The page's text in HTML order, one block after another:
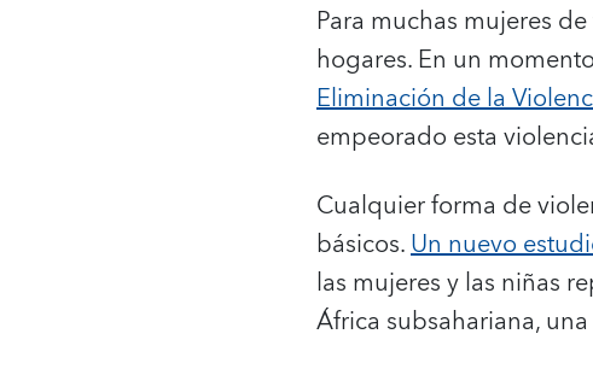
Para muchas mujeres
hogares. En un
Eliminación de la
empeorado esta
Cualquier forma de
básicos.Un nuevo
las mujeres y las niñas
África subsahariana,